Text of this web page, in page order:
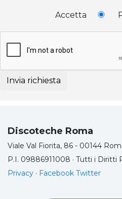
Accetta
Invia richiesta
Discoteche Roma
Viale Val Fiorita, 86 - 00144
P.I. 09886911008 · Tutti i Diritti
Privacy · Facebook Twitter